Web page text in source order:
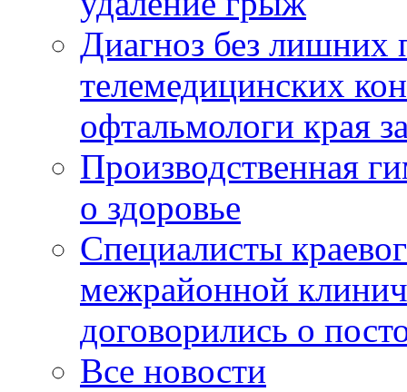
Диагноз без лишних
телемедицинских
офтальмологи края
Производственная
о здоровье
Специалисты
межрайонной
договорились о
Все новости